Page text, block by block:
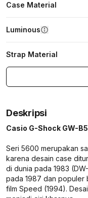
Case Material
Luminous
Strap Material
Deskripsi
Casio G-Shock GW-
Seri 5600 merupakan
karena desain case
di dunia pada 1983
pada 1987 dan populer
film Speed (1994).